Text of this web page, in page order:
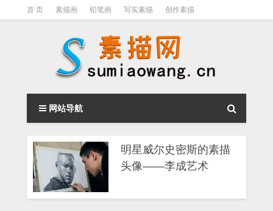
首 页 素描画 铅笔画 写实素描 创作素描
素描视频教程
网站导航
明星威尔史密斯的素描
头像——李成艺术